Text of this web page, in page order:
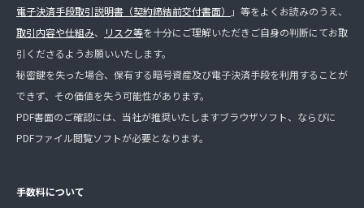
電子決済手段取引説明書（契約締結前交付書面）
」等をよくお読みのうえ、
取引内容や仕組み、 リスク等を十分にご理解いただきご自身の判断にてお取
引くださるようお願いいたします。
秘密鍵を失った場合、保有する暗号資産及び電子決済手段を利用することが
できず、その価値を失う可能性があります。
PDF書面のご確認には、当社が推奨いたしますブラウザソフト、ならびに
PDFファイル閲覧ソフトが必要となります。
手数料について